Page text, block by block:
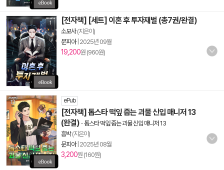
[전자책] [세트] 이혼 후 투자재벌 (총7권/완결)
소모사(지은이)
문피아| 2025년 09월
19,200원 (960원)
ePub
[전자책] 톱스타 떡잎 줍는 괴물 신입 매니저 13
(완결) -톱스타 떡잎 줍는 괴물 신입 매니저 13
흠박(지은이)
문피아| 2025년 08월
3,200원 (160원)